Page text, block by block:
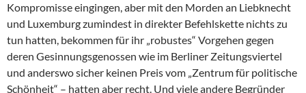
Kompromisse eingingen, aber mit den Morden an Liebknecht
und Luxemburg zumindest in direkter Befehlskette nichts zu
tun hatten, bekommen für ihr „robustes“ Vorgehen gegen
deren Gesinnungsgenossen wie im Berliner Zeitungsviertel
und anderswo sicher keinen Preis vom „Zentrum für politische
Schönheit“ – hatten aber recht. Und viele andere Begründer